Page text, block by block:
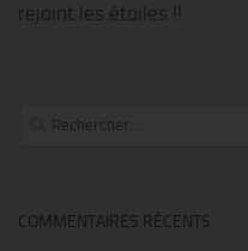
rejoint les étoiles !!
Rechercher :
COMMENTAIRES RÉCENTS